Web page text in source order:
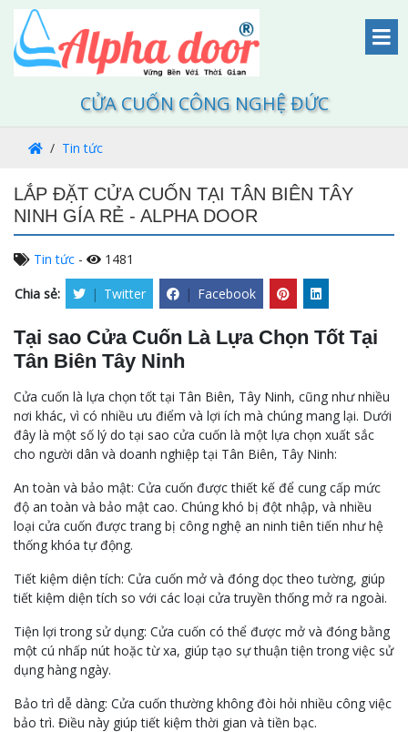
CỬA CUỐN CÔNG NGHỆ ĐỨC
Tin tức
LẮP ĐẶT CỬA CUỐN TẠI TÂN BIÊN TÂY
NINH GÍA RẺ - ALPHA DOOR
Tin tức -
1481
Chia sẻ:
| Twitter | Facebook
Tại sao Cửa Cuốn Là Lựa Chọn Tốt Tại
Tân Biên Tây Ninh
Cửa cuốn là lựa chọn tốt tại Tân Biên, Tây Ninh, cũng như nhiều
nơi khác, vì có nhiều ưu điểm và lợi ích mà chúng mang lại. Dưới
đây là một số lý do tại sao cửa cuốn là một lựa chọn xuất sắc
cho người dân và doanh nghiệp tại Tân Biên, Tây Ninh:
An toàn và bảo mật: Cửa cuốn được thiết kế để cung cấp mức
độ an toàn và bảo mật cao. Chúng khó bị đột nhập, và nhiều
loại cửa cuốn được trang bị công nghệ an ninh tiên tiến như hệ
thống khóa tự động.
Tiết kiệm diện tích: Cửa cuốn mở và đóng dọc theo tường, giúp
tiết kiệm diện tích so với các loại cửa truyền thống mở ra ngoài.
Tiện lợi trong sử dụng: Cửa cuốn có thể được mở và đóng bằng
một cú nhấp nút hoặc từ xa, giúp tạo sự thuận tiện trong việc sử
dụng hàng ngày.
Bảo trì dễ dàng: Cửa cuốn thường không đòi hỏi nhiều công việc
bảo trì. Điều này giúp tiết kiệm thời gian và tiền bạc.